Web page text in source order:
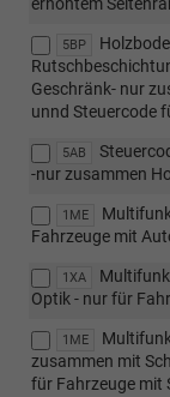
5BP
Geschränk- nur
unnd Steuercode
5AB
-nur zusammen
1ME
Fahrzeuge mit
1XA
Optik - nur für
1ME
zusammen mit
für Fahrzeuge mit